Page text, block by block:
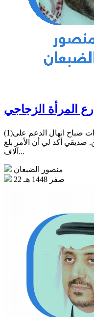
المرأة الزجاجي
(1)أجهل دهاليز التيكتوك وبثوثه، بيد أن ذات صباح انهال الدعم على
صديقي أكد لي أن الأمر بلغ
آلاف...
منصور الضبعان
22 صفر 1448 هـ